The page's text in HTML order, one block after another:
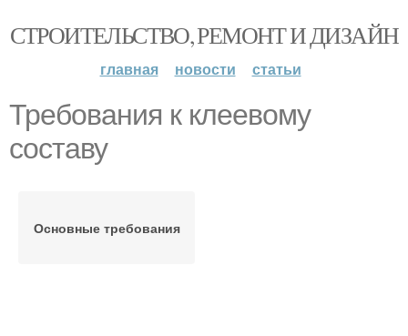
СТРОИТЕЛЬСТВО, РЕМОНТ И ДИЗАЙН
главная новости статьи
Требования к клеевому
составу
Основные требования